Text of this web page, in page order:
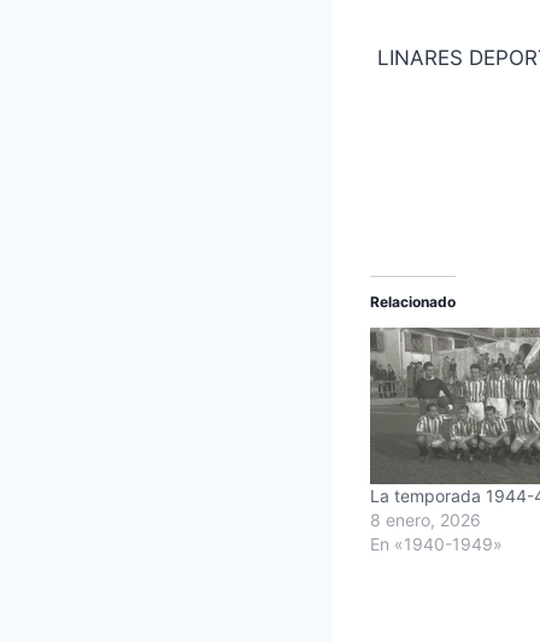
LINARES
Relacionado
La temporada 1944-
8 enero, 2026
En «1940-1949»